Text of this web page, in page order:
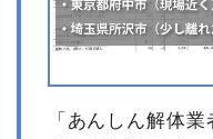
「あんしん解体